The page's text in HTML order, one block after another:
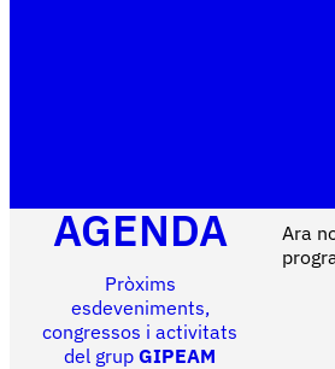
AGENDA
Pròxims
esdeveniments,
congressos i activitats
del grupGIPEAM
Ara